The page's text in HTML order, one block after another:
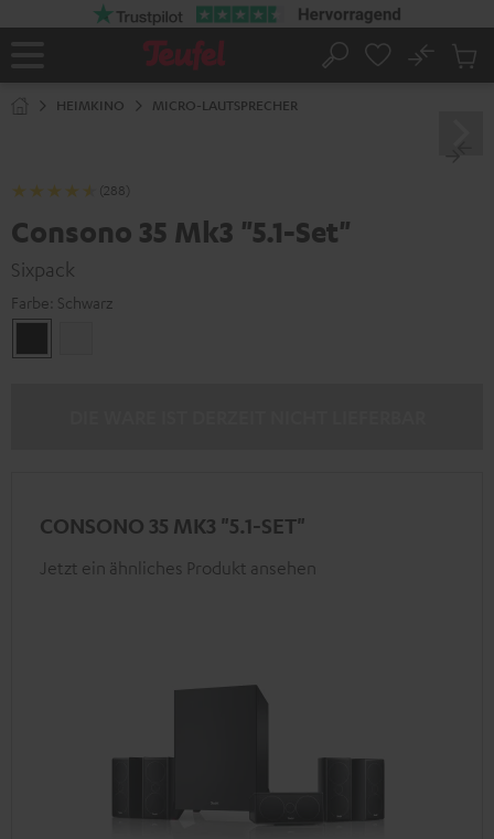
Startseite
Suche
No
HEIMKINO MICRO-LAUTSPRECHER
(288)
Consono 35 Mk3 "5.1-Set"
Sixpack
Farbe: Schwarz
CONSONO 35 MK3 "5.1-SET"
Jetzt ein ähnliches Produkt ansehen